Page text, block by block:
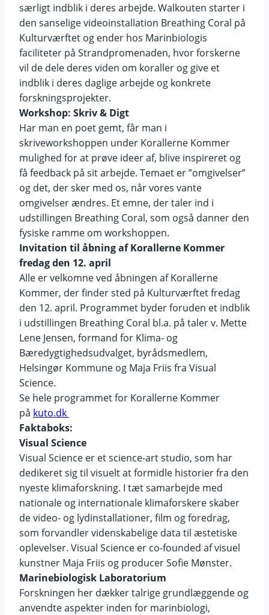
særligt indblik i deres arbejde. Walkouten starter i
den sanselige videoinstallation Breathing Coral på
Kulturværftet og ender hos Marinbiologis
faciliteter på Strandpromenaden, hvor forskerne
vil de dele deres viden om koraller og give et
indblik i deres daglige arbejde og konkrete
forskningsprojekter.
Workshop: Skriv & Digt
Har man en poet gemt, får man i
skriveworkshoppen under Korallerne Kommer
mulighed for at prøve ideer af, blive inspireret og
få feedback på sit arbejde. Temaet er ”omgivelser”
og det, der sker med os, når vores vante
omgivelser ændres. Et emne, der taler ind i
udstillingen Breathing Coral, som også danner den
fysiske ramme om workshoppen.
Invitation til åbning af Korallerne Kommer
fredag den 12. april
Alle er velkomne ved åbningen af Korallerne
Kommer, der finder sted på Kulturværftet fredag
den 12. april. Programmet byder foruden et indblik
i udstillingen Breathing Coral bl.a. på taler v. Mette
Lene Jensen, formand for Klima- og
Bæredygtighedsudvalget, byrådsmedlem,
Helsingør Kommune og Maja Friis fra Visual
Science.
Se hele programmet for Korallerne Kommer
på kuto.dk
Faktaboks:
Visual Science
Visual Science er et science-art studio, som har
dedikeret sig til visuelt at formidle historier fra den
nyeste klimaforskning. I tæt samarbejde med
nationale og internationale klimaforskere skaber
de video- og lydinstallationer, film og foredrag,
som forvandler videnskabelige data til æstetiske
oplevelser. Visual Science er co-founded af visuel
kunstner Maja Friis og producer Sofie Mønster.
Marinebiologisk Laboratorium
Forskningen her dækker talrige grundlæggende og
anvendte aspekter inden for marinbiologi,